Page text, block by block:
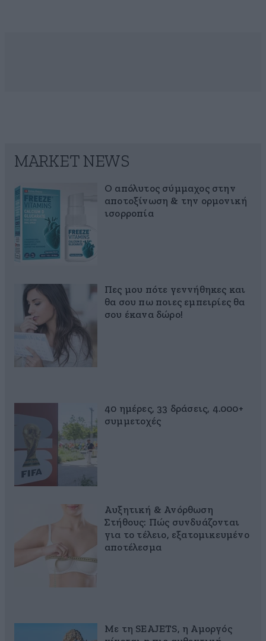
MARKET NEWS
Ο απόλυτος σύμμαχος στην
αποτοξίνωση & την ορμονική
ισορροπία
Πες μου πότε γεννήθηκες και
θα σου πω ποιες εμπειρίες θα
σου έκανα δώρο!
40 ημέρες, 33 δράσεις, 4.000+
συμμετοχές
Αυξητική & Ανόρθωση
Στήθους: Πώς συνδυάζονται
για το τέλειο, εξατομικευμένο
αποτέλεσμα
Με τη SEAJETS, η Αμοργός